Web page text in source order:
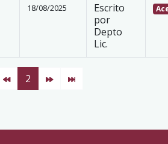
18/08/2025
Escrito
por
Depto
Lic.
2